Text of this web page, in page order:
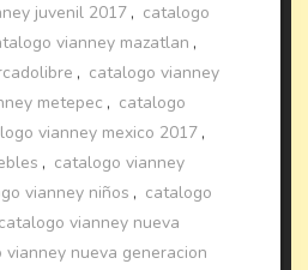
juvenil 2017 , catalogo
vianney mazatlan ,
, catalogo vianney
metepec , catalogo
vianney mexico 2017 ,
, catalogo vianney
vianney niños , catalogo
catalogo vianney nueva
vianney nueva generacion